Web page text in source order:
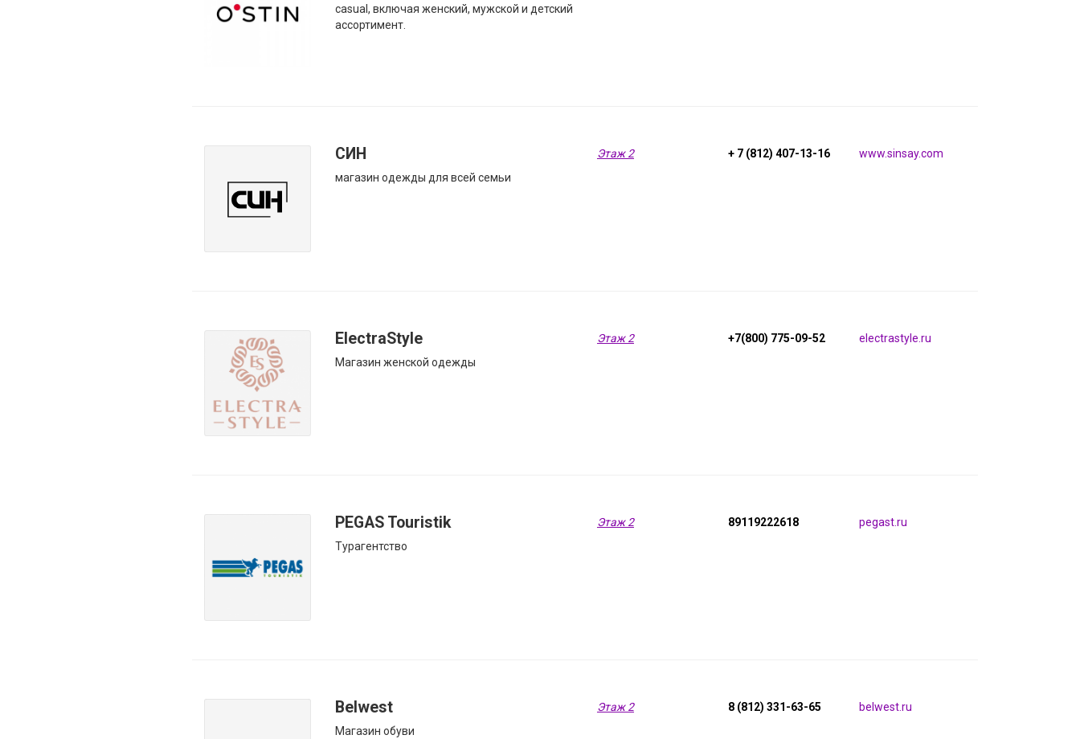
casual, включая женский, мужской и детский
ассортимент.
СИН
магазин одежды для всей семьи
Этаж 2 + 7 (812) 407-13-16 www.sinsay.com
ElectraStyle
Магазин женской одежды
Этаж 2 +7(800) 775-09-52 electrastyle.ru
PEGAS Touristik
Турагентство
Этаж 2 89119222618 pegast.ru
Belwest
Магазин обуви
Этаж 2 8 (812) 331-63-65 belwest.ru